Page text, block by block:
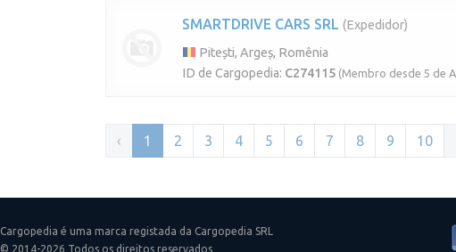
SMARTDRIVE CARS SRL (Expedidor)
Pitești, Argeș, Romênia
ID de Cargopedia: C274115 (Membro desde 5 de
‹ 1 2 3 4 5 6 7 8 9 10
Cargopedia é uma marca registada da Cargopedia SRL
© 2014-2026 Todos os direitos reservados